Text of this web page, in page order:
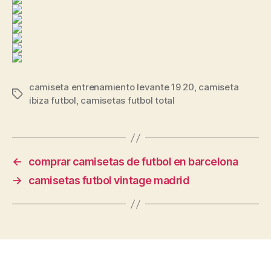
Etiquetas
camiseta entrenamiento levante 19 20, camiseta
ibiza futbol, camisetas futbol total
←
comprar camisetas de futbol en barcelona
→
camisetas futbol vintage madrid